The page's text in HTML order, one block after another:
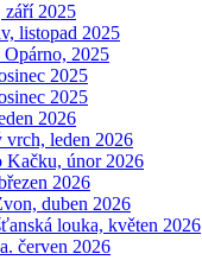
září 2025
listopad 2025
2025
2025
2025
2026
leden 2026
únor 2026
2026
duben 2026
louka, květen 2026
červen 2026